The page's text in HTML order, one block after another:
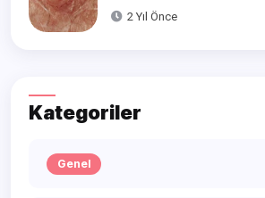
2 Yıl Önce
Kategoriler
Genel